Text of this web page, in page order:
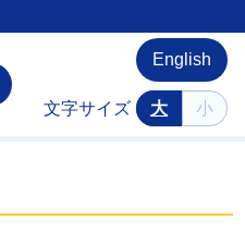
English
文字サイズ 大 小